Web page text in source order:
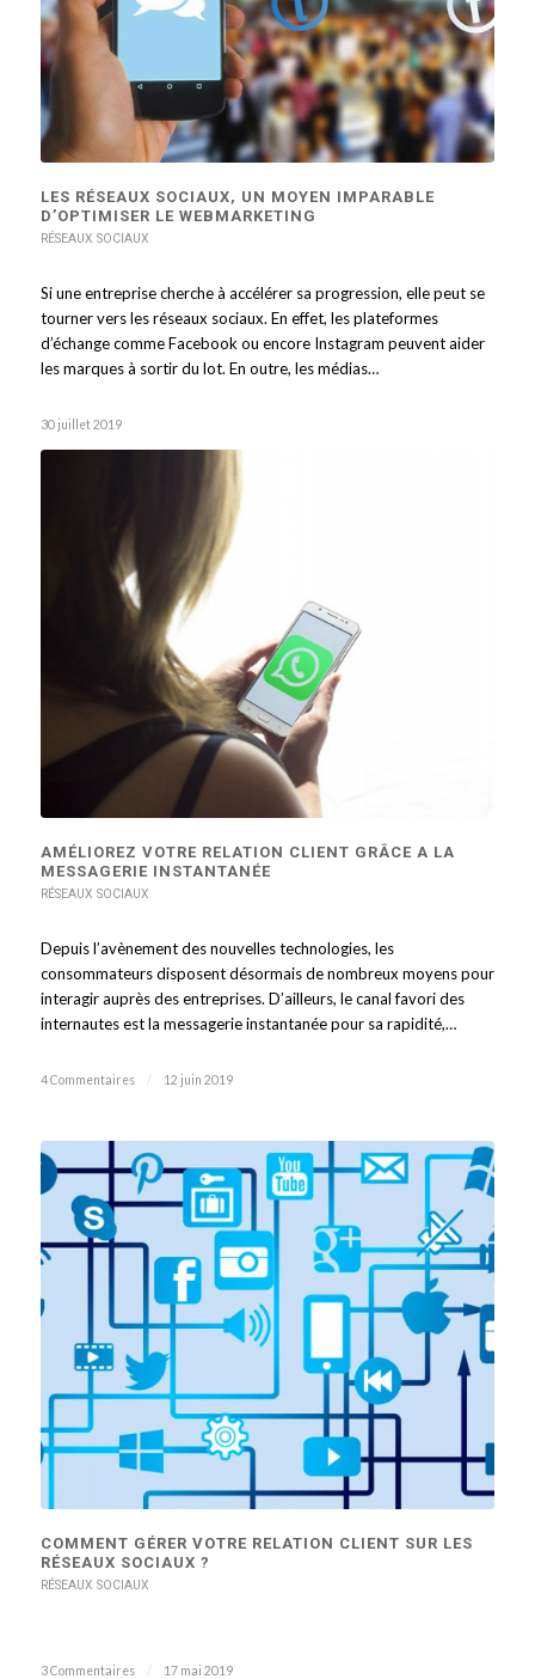
LES RÉSEAUX SOCIAUX, UN MOYEN IMPARABLE
D’OPTIMISER LE WEBMARKETING
RÉSEAUX SOCIAUX
Si une entreprise cherche à accélérer sa progression, elle peut se
tourner vers les réseaux sociaux. En effet, les plateformes
d’échange comme Facebook ou encore Instagram peuvent aider
les marques à sortir du lot. En outre, les médias…
30 juillet 2019
AMÉLIOREZ VOTRE RELATION CLIENT GRÂCE A LA
MESSAGERIE INSTANTANÉE
RÉSEAUX SOCIAUX
Depuis l’avènement des nouvelles technologies, les
consommateurs disposent désormais de nombreux moyens pour
interagir auprès des entreprises. D’ailleurs, le canal favori des
internautes est la messagerie instantanée pour sa rapidité,…
4 Commentaires / 12 juin 2019
COMMENT GÉRER VOTRE RELATION CLIENT SUR LES
RÉSEAUX SOCIAUX ?
RÉSEAUX SOCIAUX
3 Commentaires / 17 mai 2019